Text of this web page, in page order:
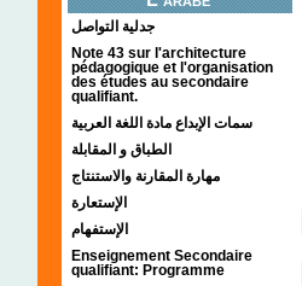
جدلية التواصل
Note 43 sur l'architecture
pédagogique et l'organisation
des études au secondaire
qualifiant.
سمات الإبداع مادة اللغة العربية
الطباق و المقابلة
مهارة المقارنة والاستنتاج
الإستعارة
الإستفهام
Enseignement Secondaire
qualifiant: Programme